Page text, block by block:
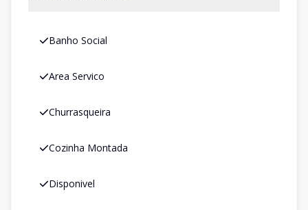
Banho Social
Area Servico
Churrasqueira
Cozinha Montada
Disponivel